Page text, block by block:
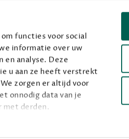
functies voor social
informatie over uw
en analyse. Deze
u aan ze heeft verstrekt
zorgen er altijd voor
onnodig data van je
met derden.